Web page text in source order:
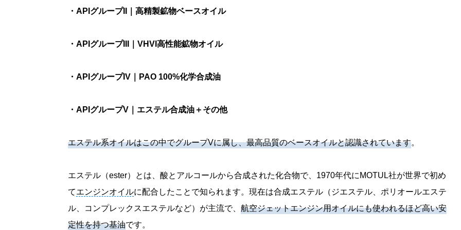
・APIグループII｜高精製鉱物ベースオイル
・APIグループIII｜VHVI高性能鉱物オイル
・APIグループIV｜PAO 100%化学合成油
・APIグループV｜エステル合成油＋その他
エステル系オイルはこの中でグループVに属し、最高品質のベースオイルと認識されています。
エステル（ester）とは、酸とアルコールから合成された化合物で、1970年代にMOTUL社が世界で初め
てエンジンオイルに配合したことで知られます。現在は合成エステル（ジエステル、ポリオールエステ
ル、コンプレックスエステルなど）が主流で、 航空ジェットエンジン用オイルにも使われるほど高い安
定性を持つ基油です。